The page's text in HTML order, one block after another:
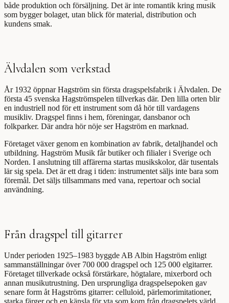
både produktion och försäljning. Det är inte romantik kring musik
som bygger bolaget, utan blick för material, distribution och
kundens smak.
Älvdalen som verkstad
År 1932 öppnar Hagström sin första dragspelsfabrik i Älvdalen. De
första 45 svenska Hagströmspelen tillverkas där. Den lilla orten blir
en industriell nod för ett instrument som då hör till vardagens
musikliv. Dragspel finns i hem, föreningar, dansbanor och
folkparker. Där andra hör nöje ser Hagström en marknad.
Företaget växer genom en kombination av fabrik, detaljhandel och
utbildning. Hagström Musik får butiker och filialer i Sverige och
Norden. I anslutning till affärerna startas musikskolor, där tusentals
lär sig spela. Det är ett drag i tiden: instrumentet säljs inte bara som
föremål. Det säljs tillsammans med vana, repertoar och social
användning.
Från dragspel till gitarrer
Under perioden 1925–1983 byggde AB Albin Hagström enligt
sammanställningar över 700 000 dragspel och 125 000 elgitarrer.
Företaget tillverkade också förstärkare, högtalare, mixerbord och
annan musikutrustning. Den ursprungliga dragspelsepoken gav
senare form åt Hagströms gitarrer: celluloid, pärlemorimitationer,